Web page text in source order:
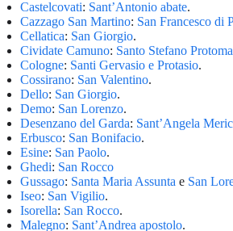
Castelcovati: Sant’Antonio abate.
Cazzago San Martino: San Francesco di
Cellatica: San Giorgio.
Cividate Camuno: Santo Stefano
Cologne: Santi Gervasio e Protasio.
Cossirano: San Valentino.
Dello: San Giorgio.
Demo: San Lorenzo.
Desenzano del Garda: Sant’Angela
Erbusco: San Bonifacio.
Esine: San Paolo.
Ghedi: San Rocco
Gussago: Santa Maria Assunta e San
Iseo: San Vigilio.
Isorella: San Rocco.
Malegno: Sant’Andrea apostolo.